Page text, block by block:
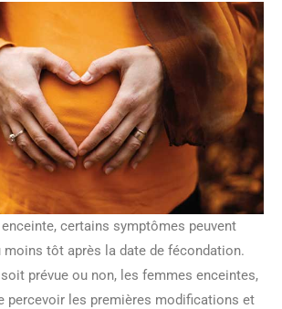
certains symptômes peuvent
moins tôt après la date de fécondation.
prévue ou non, les femmes enceintes,
percevoir les premières modifications et